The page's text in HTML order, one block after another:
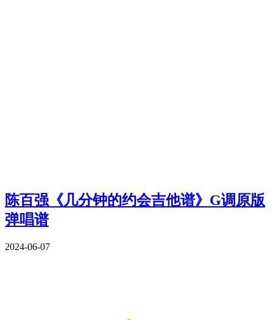
陈百强《几分钟的约会吉他谱》G调原版
弹唱谱
2024-06-07